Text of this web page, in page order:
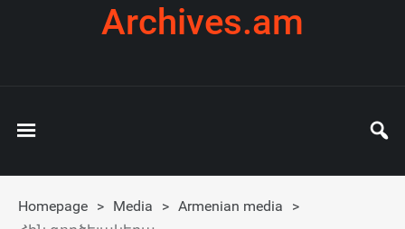
Archives.am
Homepage > Media > Armenian media
>